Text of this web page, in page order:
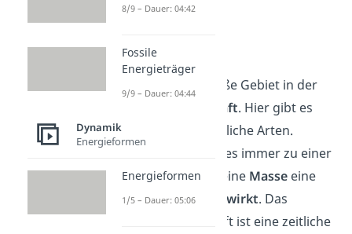
Kraft
Das nächste große Gebiet in der
Kraft. Hier gibt es
viele unterschiedliche Arten.
Generell kommt es immer zu einer
Kraft,wenn auf eine Masseeine
Beschleunigung
wirkt. Das
bedeutet die Kraft ist eine zeitliche
8/9 – Dauer: 04:42
Fossile
Energieträger
9/9 – Dauer: 04:44
Dynamik
Energieformen
Energieformen
1/5 – Dauer: 05:06